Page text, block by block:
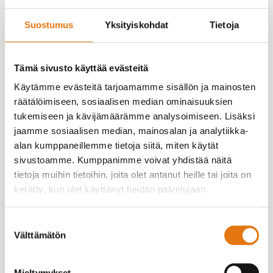
Suostumus Yksityiskohdat Tietoja
Tämä sivusto käyttää evästeitä
Käytämme evästeitä tarjoamamme sisällön ja mainosten
räätälöimiseen, sosiaalisen median ominaisuuksien
tukemiseen ja kävijämäärämme analysoimiseen. Lisäksi
jaamme sosiaalisen median, mainosalan ja analytiikka-
alan kumppaneillemme tietoja siitä, miten käytät
sivustoamme. Kumppanimme voivat yhdistää näitä
tietoja muihin tietoihin, joita olet antanut heille tai joita on
kerätty, kun olet käyttänyt heidän palvelujaan.
valinta
Välttämätön
Tässä vaiheessa kotisivusto on jo valmis ja sovitut
testaukset suoritetaan. Tietyt perustestit, kuten
selaimilla ja kaikkien toimintojen toimivuus,
tehdään aina ennen sivuston julkaisua. Lisäksi
voidaan järjestää mm. ulkopuolisten koehenkilöiden
suorittamiakattavampia testejä ja sivuston
käytettävyysarviointeja.
Vaihe 7: Julkaisu
Kotisivusto julkaistaan oikeassa osoitteessaan
internetissä.
jatkokehitys
SydWeb korjaa kaikki virheet ja puutteet, joita